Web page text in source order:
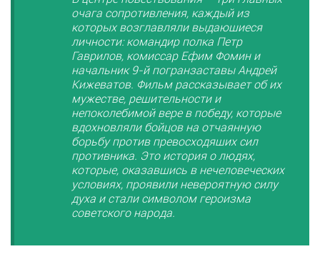
очага сопротивления, каждый из
которых возглавляли выдающиеся
личности: командир полка Петр
Гаврилов, комиссар Ефим Фомин и
начальник 9-й погранзаставы Андрей
Кижеватов. Фильм рассказывает об их
мужестве, решительности и
непоколебимой вере в победу, которые
вдохновляли бойцов на отчаянную
борьбу против превосходящих сил
противника. Это история о людях,
которые, оказавшись в нечеловеческих
условиях, проявили невероятную силу
духа и стали символом героизма
советского народа.